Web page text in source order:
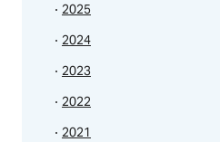
2025
2024
2023
2022
2021